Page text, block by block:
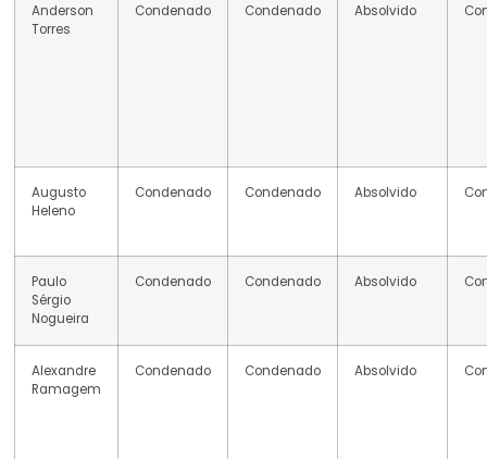
Anderson
Torres
Condenado Condenado Absolvido
Augusto
Heleno
Condenado Condenado Absolvido
Paulo
Sérgio
Nogueira
Condenado Condenado Absolvido
Alexandre
Ramagem
Condenado Condenado Absolvido